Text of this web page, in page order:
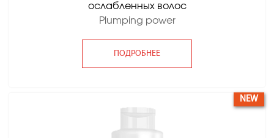
ослабленных волос
Plumping power
ПОДРОБНЕЕ
NEW